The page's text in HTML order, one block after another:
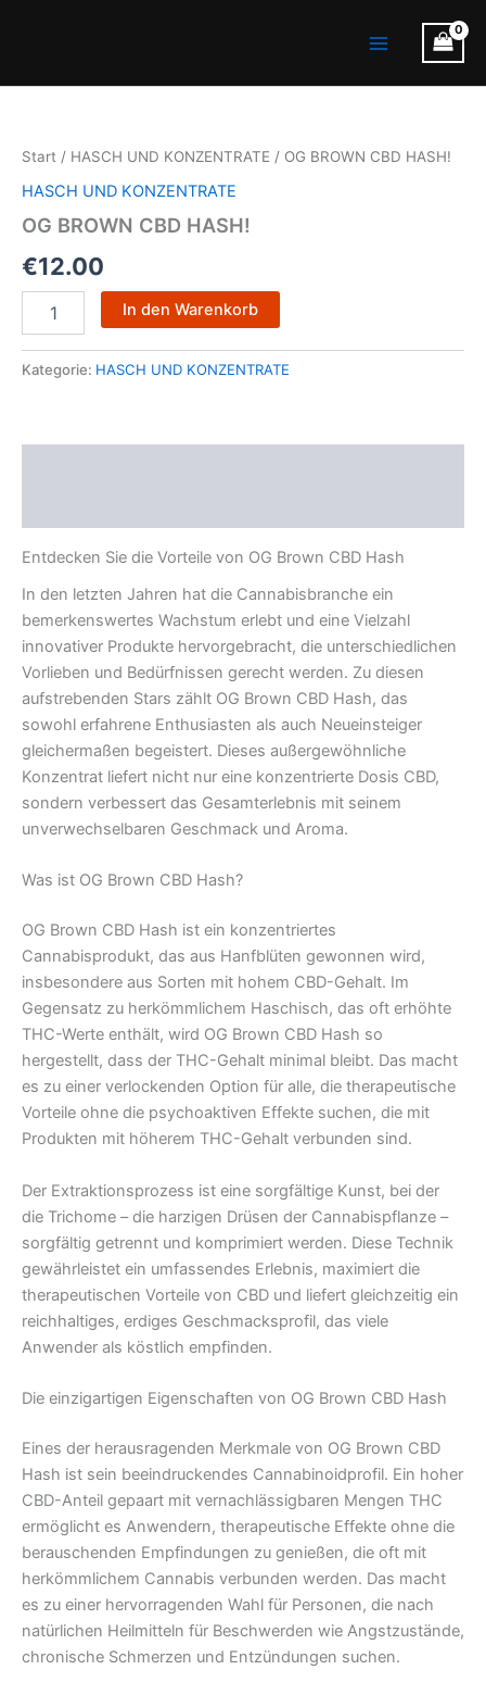
Menu
Start / HASCH UND KONZENTRATE / OG BROWN CBD HASH!
HASCH UND KONZENTRATE
OG BROWN CBD HASH!
€12.00
HASH!
Menge
In den Warenkorb
Kategorie: HASCH UND KONZENTRATE
Entdecken Sie die Vorteile von OG Brown CBD Hash
In den letzten Jahren hat die Cannabisbranche ein
bemerkenswertes Wachstum erlebt und eine Vielzahl
innovativer Produkte hervorgebracht, die unterschiedlichen
Vorlieben und Bedürfnissen gerecht werden. Zu diesen
aufstrebenden Stars zählt OG Brown CBD Hash, das
sowohl erfahrene Enthusiasten als auch Neueinsteiger
gleichermaßen begeistert. Dieses außergewöhnliche
Konzentrat liefert nicht nur eine konzentrierte Dosis CBD,
sondern verbessert das Gesamterlebnis mit seinem
unverwechselbaren Geschmack und Aroma.
Was ist OG Brown CBD Hash?
OG Brown CBD Hash ist ein konzentriertes
Cannabisprodukt, das aus Hanfblüten gewonnen wird,
insbesondere aus Sorten mit hohem CBD-Gehalt. Im
Gegensatz zu herkömmlichem Haschisch, das oft erhöhte
THC-Werte enthält, wird OG Brown CBD Hash so
hergestellt, dass der THC-Gehalt minimal bleibt. Das macht
es zu einer verlockenden Option für alle, die therapeutische
Vorteile ohne die psychoaktiven Effekte suchen, die mit
Produkten mit höherem THC-Gehalt verbunden sind.
Der Extraktionsprozess ist eine sorgfältige Kunst, bei der
die Trichome – die harzigen Drüsen der Cannabispflanze –
sorgfältig getrennt und komprimiert werden. Diese Technik
gewährleistet ein umfassendes Erlebnis, maximiert die
therapeutischen Vorteile von CBD und liefert gleichzeitig ein
reichhaltiges, erdiges Geschmacksprofil, das viele
Anwender als köstlich empfinden.
Die einzigartigen Eigenschaften von OG Brown CBD Hash
Eines der herausragenden Merkmale von OG Brown CBD
Hash ist sein beeindruckendes Cannabinoidprofil. Ein hoher
CBD-Anteil gepaart mit vernachlässigbaren Mengen THC
ermöglicht es Anwendern, therapeutische Effekte ohne die
berauschenden Empfindungen zu genießen, die oft mit
herkömmlichem Cannabis verbunden werden. Das macht
es zu einer hervorragenden Wahl für Personen, die nach
natürlichen Heilmitteln für Beschwerden wie Angstzustände,
chronische Schmerzen und Entzündungen suchen.